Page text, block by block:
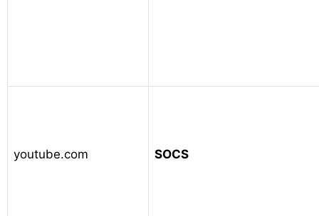
youtube.com SOCS